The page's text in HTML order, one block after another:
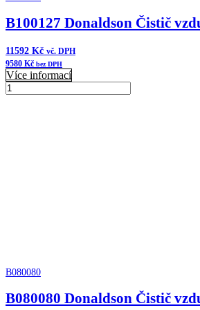
B100127 Donaldson Čistič
11592 Kč vč. DPH
9580 Kč bez DPH
Více informací
B100127
B080080
B080080 Donaldson Čistič